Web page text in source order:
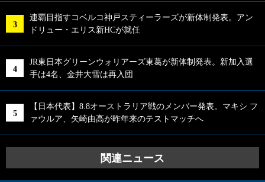
連覇目指すコベルコ神戸スティーラーズが新体制発表。アン
ドリュー・エリス新HCが就任
JR東日本グリーンウォリアーズ東葛が新体制発表。新加入選
手は4名、金井大雪は再入団
【日本代表】8.8オーストラリア戦のメンバー発表。マキシ フ
ァウルア、矢崎由高が昨年来のテストマッチへ
関連ニュース